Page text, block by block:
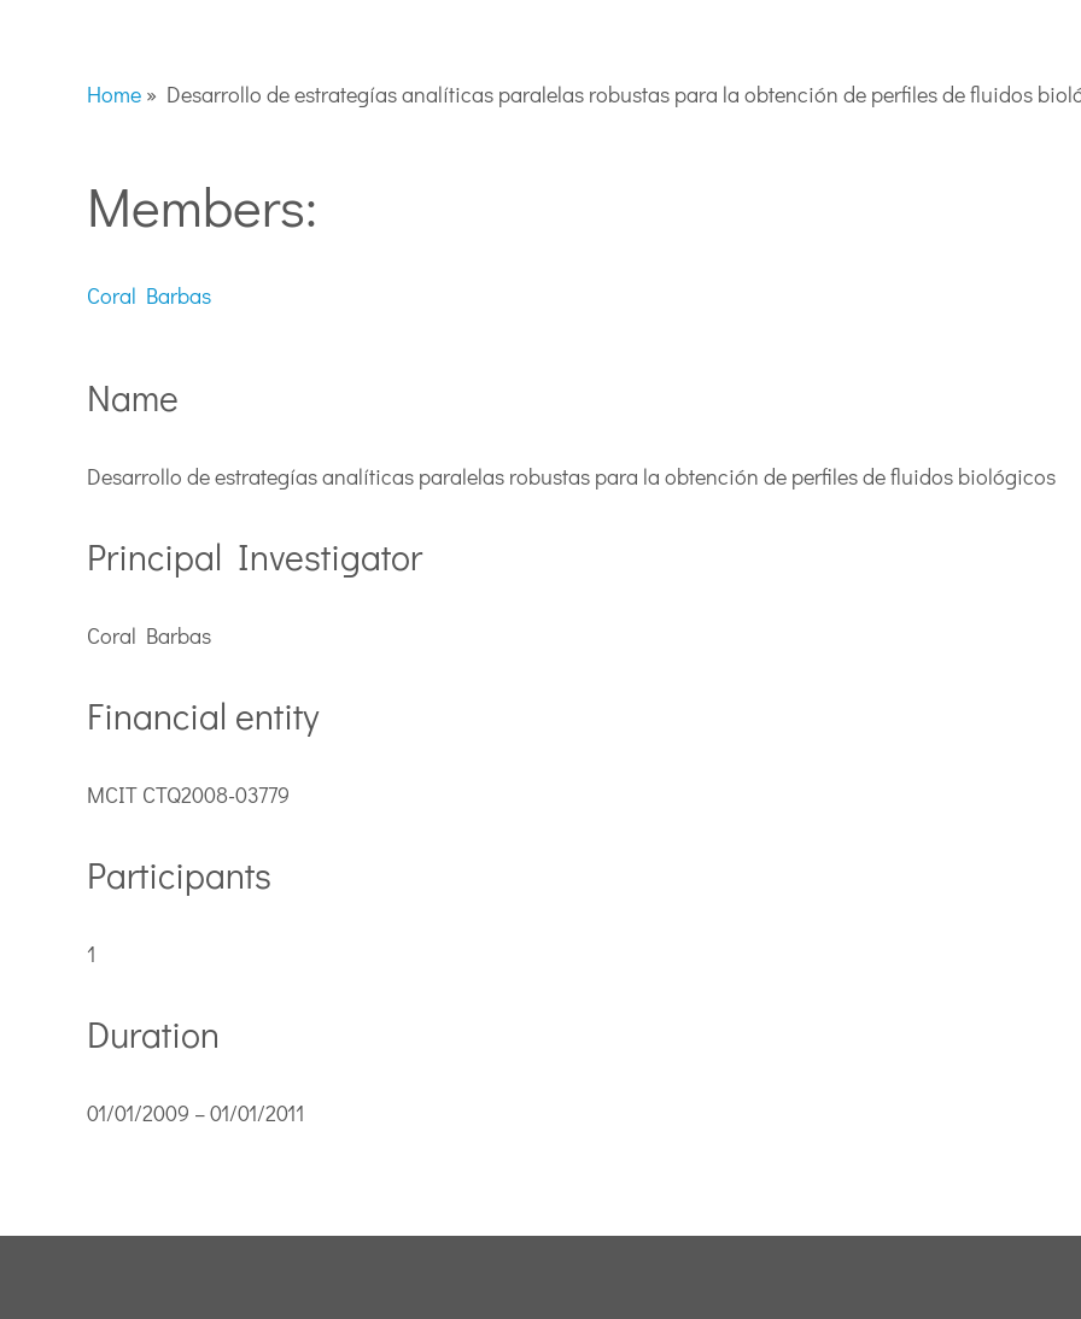
Home » Desarrollo de estrategías analíticas paralelas robustas para la obtención de perfiles de fluidos
Members:
Coral Barbas
Name
Desarrollo de estrategías analíticas paralelas robustas para la obtención de perfiles de fluidos biológicos
Principal Investigator
Coral Barbas
Financial entity
MCIT CTQ2008-03779
Participants
1
Duration
01/01/2009 – 01/01/2011